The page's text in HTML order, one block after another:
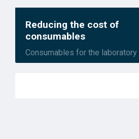
Reducing the cost of
consumables
Consumables for the laboratory